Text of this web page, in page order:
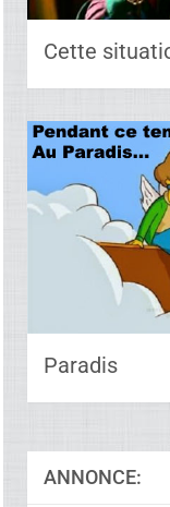
Cette
Paradis
ANNONCE: